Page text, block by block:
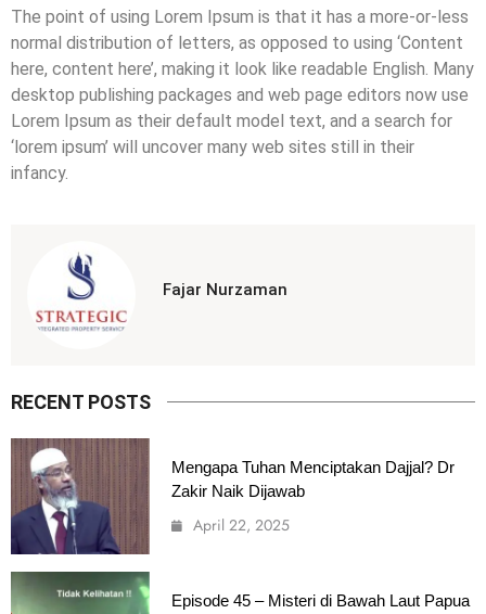
The point of using Lorem Ipsum is that it has a more-or-less
normal distribution of letters, as opposed to using ‘Content
here, content here’, making it look like readable English. Many
desktop publishing packages and web page editors now use
Lorem Ipsum as their default model text, and a search for
‘lorem ipsum’ will uncover many web sites still in their
infancy.
Fajar Nurzaman
RECENT POSTS
Mengapa Tuhan Menciptakan Dajjal? Dr
Zakir Naik Dijawab
April 22, 2025
Episode 45 – Misteri di Bawah Laut Papua